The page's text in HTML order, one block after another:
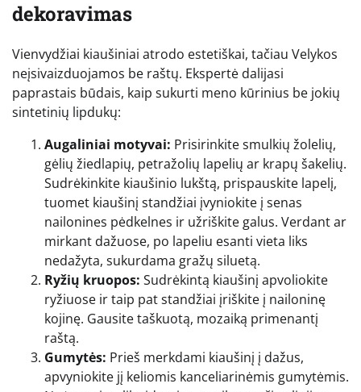
dekoravimas
Vienvydžiai kiaušiniai atrodo estetiškai, tačiau Velykos
neįsivaizduojamos be raštų. Ekspertė dalijasi
paprastais būdais, kaip sukurti meno kūrinius be jokių
sintetinių lipdukų:
Augaliniai motyvai: Prisirinkite smulkių žolelių,
gėlių žiedlapių, petražolių lapelių ar krapų šakelių.
Sudrėkinkite kiaušinio lukštą, prispauskite lapelį,
tuomet kiaušinį standžiai įvyniokite į senas
nailonines pėdkelnes ir užriškite galus. Verdant ar
mirkant dažuose, po lapeliu esanti vieta liks
nedažyta, sukurdama gražų siluetą.
Ryžių kruopos: Sudrėkintą kiaušinį apvoliokite
ryžiuose ir taip pat standžiai įriškite į nailoninę
kojinę. Gausite taškuotą, mozaiką primenantį
raštą.
Gumytės: Prieš merkdami kiaušinį į dažus,
apvyniokite jį keliomis kanceliarinėmis gumytėmis.